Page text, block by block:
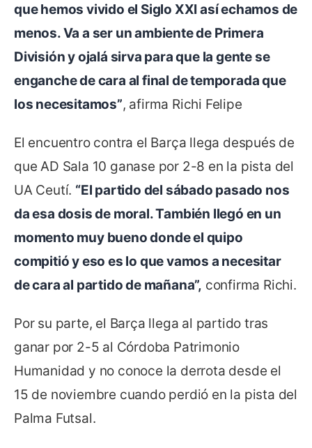
que hemos vivido el Siglo XXI así echamos de
menos. Va a ser un ambiente de Primera
División y ojalá sirva para que la gente se
enganche de cara al final de temporada que
los necesitamos”, afirma Richi Felipe
El encuentro contra el Barça llega después de
que AD Sala 10 ganase por 2-8 en la pista del
UA Ceutí. “El partido del sábado pasado nos
da esa dosis de moral. También llegó en un
momento muy bueno donde el quipo
compitió y eso es lo que vamos a necesitar
de cara al partido de mañana”, confirma Richi.
Por su parte, el Barça llega al partido tras
ganar por 2-5 al Córdoba Patrimonio
Humanidad y no conoce la derrota desde el
15 de noviembre cuando perdió en la pista del
Palma Futsal.